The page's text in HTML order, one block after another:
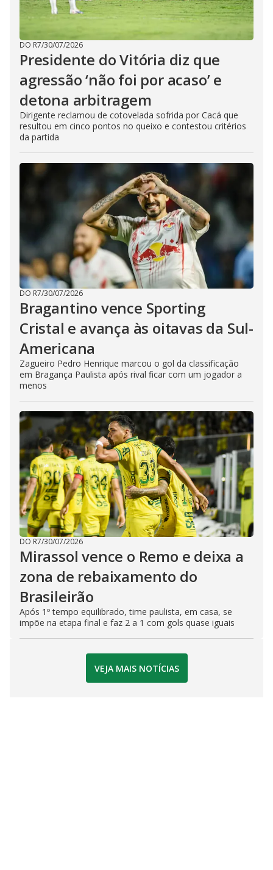
DO R7/30/07/2026
Presidente do Vitória diz que
agressão ‘não foi por acaso’ e
detona arbitragem
Dirigente reclamou de cotovelada sofrida por Cacá que
resultou em cinco pontos no queixo e contestou critérios
da partida
DO R7/30/07/2026
Bragantino vence Sporting
Cristal e avança às oitavas da Sul-
Americana
Zagueiro Pedro Henrique marcou o gol da classificação
em Bragança Paulista após rival ficar com um jogador a
menos
DO R7/30/07/2026
Mirassol vence o Remo e deixa a
zona de rebaixamento do
Brasileirão
Após 1º tempo equilibrado, time paulista, em casa, se
impõe na etapa final e faz 2 a 1 com gols quase iguais
VEJA MAIS NOTÍCIAS